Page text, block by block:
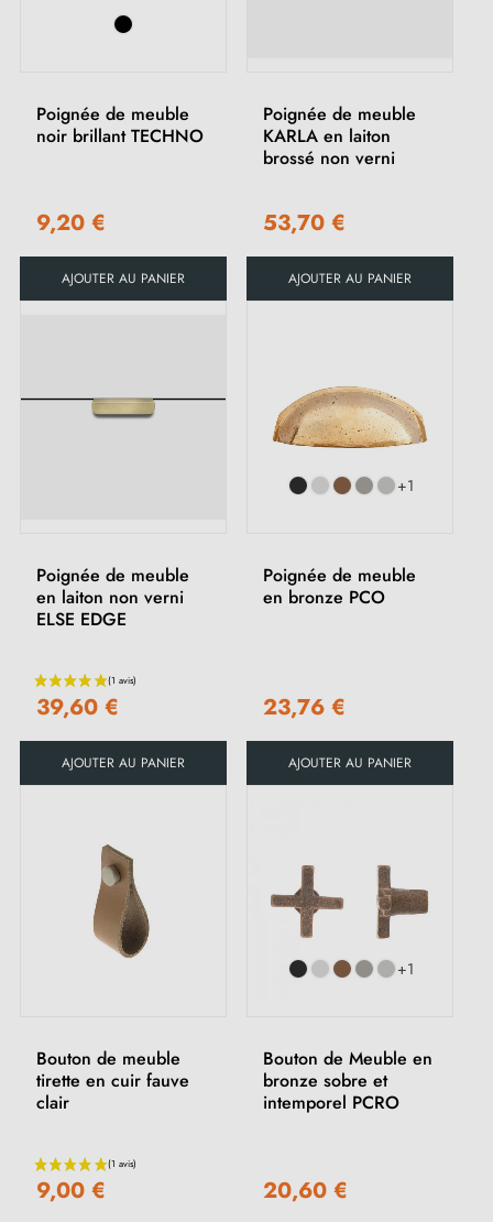
Poignée de meuble
noir brillant TECHNO
9,20 €
AJOUTER AU PANIER
Poignée de meuble
KARLA en laiton
brossé non verni
53,70 €
AJOUTER AU PANIER
Poignée de meuble
en laiton non verni
ELSE EDGE
39,60 €
AJOUTER AU PANIER
+1
Poignée de meuble
en bronze PCO
23,76 €
AJOUTER AU PANIER
Bouton de meuble
tirette en cuir fauve
clair
9,00 €
+1
Bouton de Meuble en
bronze sobre et
intemporel PCRO
20,60 €